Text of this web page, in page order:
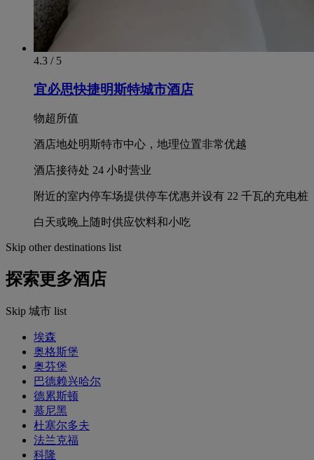
4.3 / 5
宜必思快捷明斯特城市酒店
物超所值
酒店地处明斯特市中心，地理位置非常优越
酒店接待处 24 小时营业
附近的室内停车场提供停车优惠并设有 22 千瓦的充电桩
白天或晚上随时供应饮料和小吃
Skip other destinations list
探索更多酒店
Skip 城市 list
埃森
奥格斯堡
奥芬堡
巴德赖兴哈尔
德累斯顿
慕尼黑
杜塞尔多夫
法兰克福
科隆